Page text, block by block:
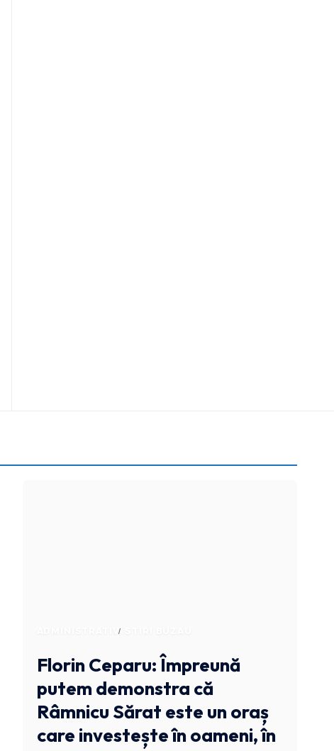
ADMINISTRATIV
Florin Ceparu: Împreună
putem demonstra că
Râmnicu Sărat este un oraș
care investește în oameni, în